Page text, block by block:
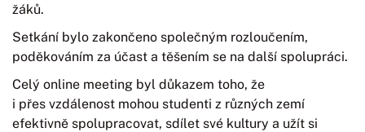
žáků.
Setkání bylo zakončeno společným rozloučením,
poděkováním za účast a těšením se na další spolupráci.
Celý online meeting byl důkazem toho, že
i přes vzdálenost mohou studenti z různých zemí
efektivně spolupracovat, sdílet své kultury a užít si